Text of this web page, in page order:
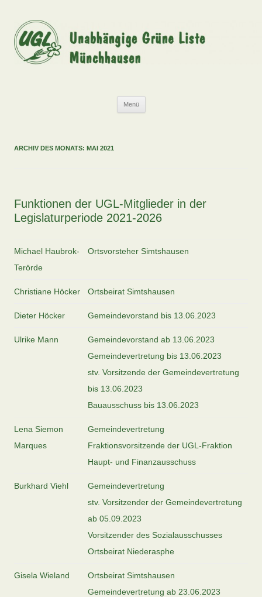
springen
Menü
ARCHIV DES MONATS: MAI 2021
Funktionen der UGL-Mitglieder in der
Legislaturperiode 2021-2026
Michael Haubrok-
Terörde
Ortsvorsteher Simtshausen
Christiane Höcker Ortsbeirat Simtshausen
Dieter Höcker Gemeindevorstand bis 13.06.2023
Ulrike Mann
Gemeindevorstand ab 13.06.2023
Gemeindevertretung bis 13.06.2023
stv. Vorsitzende der Gemeindevertretung
bis 13.06.2023
Bauausschuss bis 13.06.2023
Lena Siemon
Marques
Gemeindevertretung
Fraktionsvorsitzende der UGL-Fraktion
Haupt- und Finanzausschuss
Burkhard Viehl
Gemeindevertretung
stv. Vorsitzender der Gemeindevertretung
ab 05.09.2023
Vorsitzender des Sozialausschusses
Ortsbeirat Niederasphe
Gisela Wieland
Ortsbeirat Simtshausen
Gemeindevertretung ab 23.06.2023